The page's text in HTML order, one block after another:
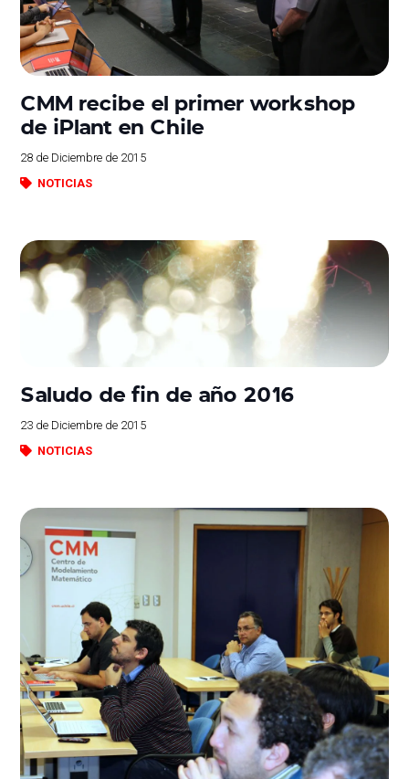
CMM recibe el primer workshop
de iPlant en Chile
28 de Diciembre de 2015
NOTICIAS
Saludo de fin de año 2016
23 de Diciembre de 2015
NOTICIAS